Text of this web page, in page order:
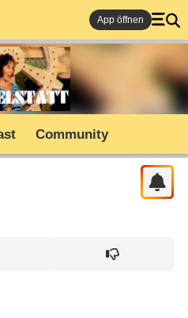
App öffnen
Community